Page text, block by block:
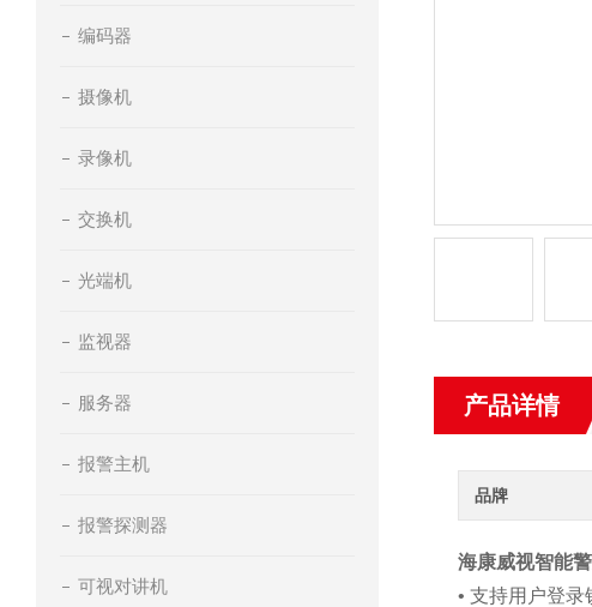
编码器
摄像机
录像机
交换机
光端机
监视器
服务器
报警主机
报警探测器
可视对讲机
产品详情
品牌
海康威视智能
• 支持用户登录